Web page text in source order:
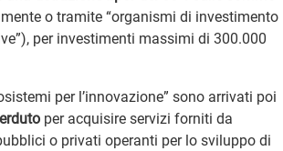
o tramite “organismi di investimento
per investimenti massimi di 300.000
per l’innovazione” sono arrivati poi
per acquisire servizi forniti da
o privati operanti per lo sviluppo di